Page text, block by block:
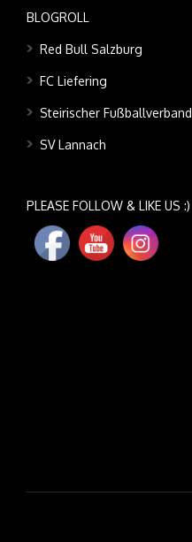
BLOGROLL
Red Bull Salzburg
FC Liefering
Steirischer Fußballverband
SV Lannach
PLEASE FOLLOW & LIKE US :)